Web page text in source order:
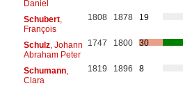
Daniel
Schubert,
François
1808 1878 19
Schulz, Johann
Abraham Peter
1747 1800 30
Schumann,
Clara
1819 1896 8